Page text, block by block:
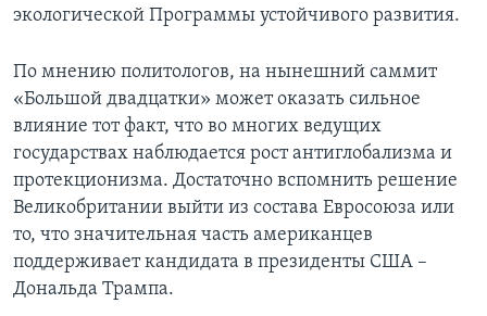
экологической Программы устойчивого развития.
По мнению политологов, на нынешний саммит
«Большой двадцатки» может оказать сильное
влияние тот факт, что во многих ведущих
государствах наблюдается рост антиглобализма и
протекционизма. Достаточно вспомнить решение
Великобритании выйти из состава Евросоюза или
то, что значительная часть американцев
поддерживает кандидата в президенты США –
Дональда Трампа.